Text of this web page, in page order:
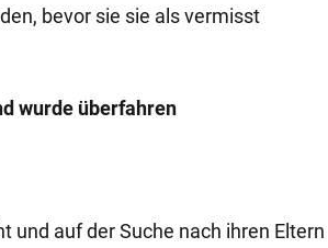
bevor sie sie als vermisst
wurde überfahren
und auf der Suche nach ihren Eltern